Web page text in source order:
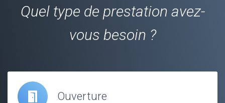
Quel type de prestation avez-
vous besoin ?
Ouverture